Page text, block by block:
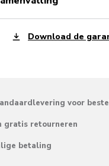
Download de
voor
gratis retourneren
betaling